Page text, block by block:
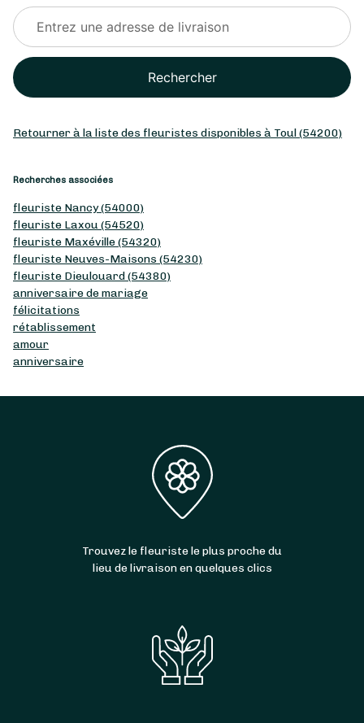
Rechercher
Retourner à la liste des fleuristes disponibles à Toul (54200)
Recherches associées
fleuriste Nancy (54000)
fleuriste Laxou (54520)
fleuriste Maxéville (54320)
fleuriste Neuves-Maisons (54230)
fleuriste Dieulouard (54380)
anniversaire de mariage
félicitations
rétablissement
amour
anniversaire
Trouvez le fleuriste le plus proche du
lieu de livraison en quelques clics